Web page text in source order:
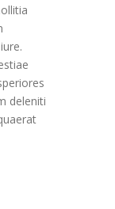
deleniti